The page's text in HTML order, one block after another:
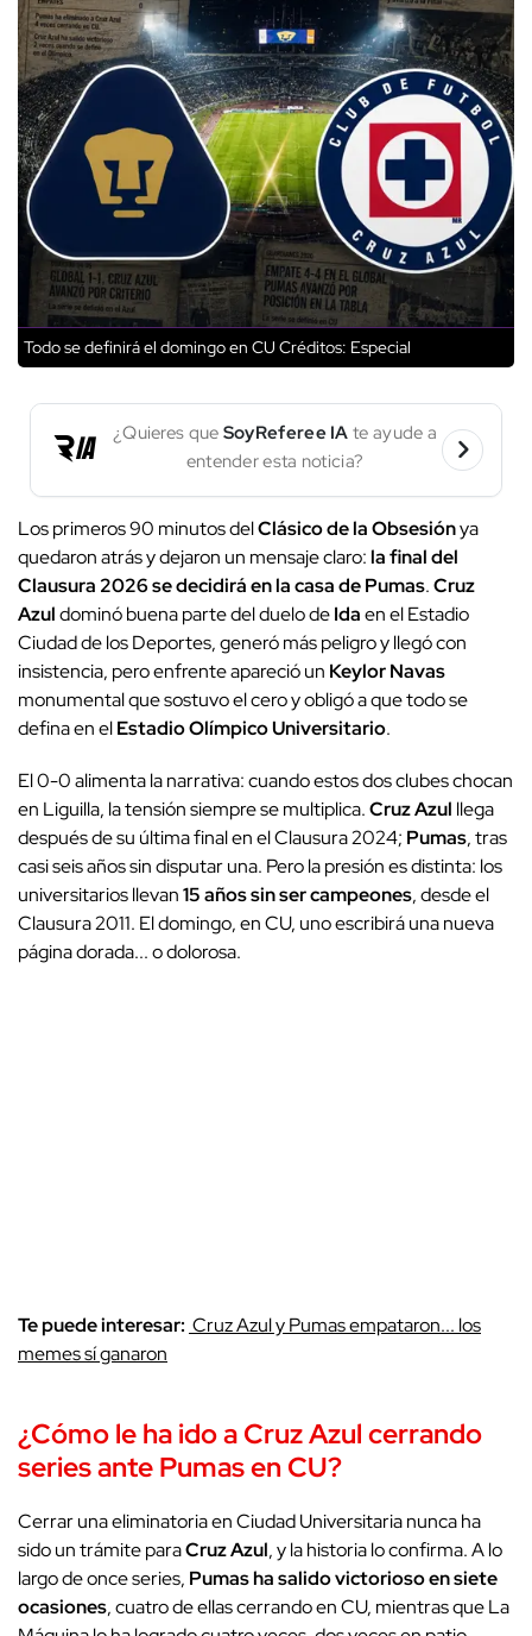
Todo se definirá el domingo en CU Créditos: Especial
¿Quieres que SoyReferee IA te ayude a
entender esta noticia?
Los primeros 90 minutos delClásico de la Obsesiónya
quedaron atrás y dejaron un mensaje claro:la final del
Clausura 2026 se decidirá en la casa de Pumas.Cruz
Azuldominó buena parte del duelo deIdaen el Estadio
Ciudad de los Deportes, generó más peligro y llegó con
insistencia, pero enfrente apareció un Keylor Navas
monumental que sostuvo el cero y obligó a que todo se
defina en elEstadio Olímpico Universitario.
El 0-0 alimenta la narrativa: cuando estos dos clubes chocan
en Liguilla, la tensión siempre se multiplica.Cruz Azul llega
después de su última final en el Clausura 2024; Pumas, tras
casi seis años sin disputar una. Pero la presión es distinta: los
universitarios llevan15 años sin ser campeones, desde el
Clausura 2011. El domingo, en CU, uno escribirá una nueva
página dorada... o dolorosa.
Te puede interesar: Cruz Azul y Pumas empataron... los
memes sí ganaron
¿Cómo le ha ido aCruz Azulcerrando
series antePumasen CU?
Cerrar una eliminatoria en Ciudad Universitaria nunca ha
sido un trámite paraCruz Azul, y la historia lo confirma. A lo
largo de once series, Pumas ha salido victorioso en siete
ocasiones, cuatro de ellas cerrando en CU, mientras que La